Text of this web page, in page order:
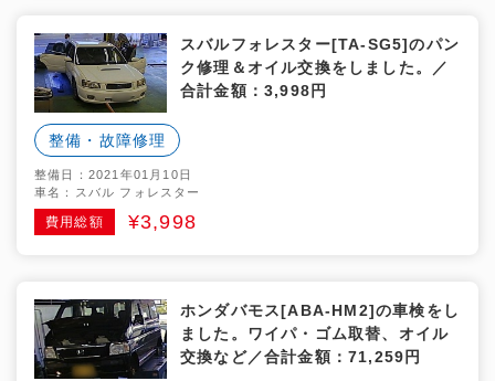
スバルフォレスター[TA-SG5]のパン
ク修理＆オイル交換をしました。／
合計金額：3,998円
整備・故障修理
整備日：2021年01月10日
車名：スバル フォレスター
費用総額 ¥3,998
ホンダバモス[ABA-HM2]の車検をし
ました。ワイパ・ゴム取替、オイル
交換など／合計金額：71,259円